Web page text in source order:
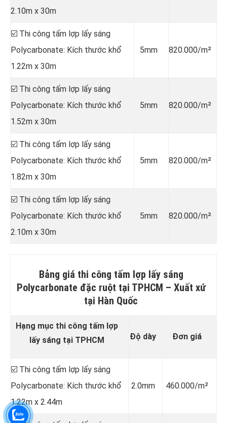
2.10m x 30m
☑️ Thi công tấm lợp lấy sáng
Polycarbonate: Kích thước khổ
1.22m x 30m
5mm 820.000/m²
☑️ Thi công tấm lợp lấy sáng
Polycarbonate: Kích thước khổ
1.52m x 30m
5mm 820.000/m²
☑️ Thi công tấm lợp lấy sáng
Polycarbonate: Kích thước khổ
1.82m x 30m
5mm 820.000/m²
☑️ Thi công tấm lợp lấy sáng
Polycarbonate: Kích thước khổ
2.10m x 30m
5mm 820.000/m²
Bảng giá thi công tấm lợp lấy sáng
Polycarbonate đặc ruột tại TPHCM – Xuất xứ
tại Hàn Quốc
Hạng mục thi công tấm lợp
lấy sáng tại TPHCM
Độ dày Đơn giá
☑️ Thi công tấm lợp lấy sáng
Polycarbonate: Kích thước khổ
1.22m x 2.44m
2.0mm 460.000/m²